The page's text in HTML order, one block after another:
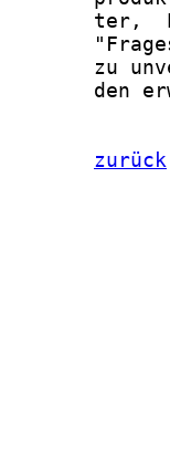
ter,
zu
den
zurück